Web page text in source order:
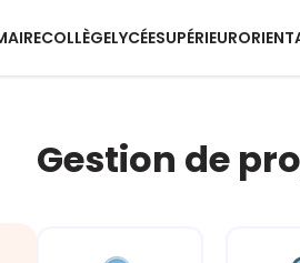
COLLÈGELYCÉESUPÉRIEUR
Gestion de